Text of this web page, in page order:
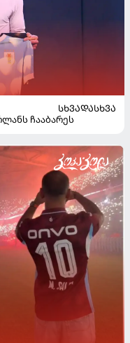
ᲡᲮᲕᲐᲓᲐᲡᲮᲕᲐ
ჩააბარეს